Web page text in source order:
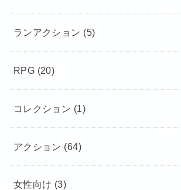
ランアクション (5)
RPG (20)
コレクション (1)
アクション (64)
女性向け (3)